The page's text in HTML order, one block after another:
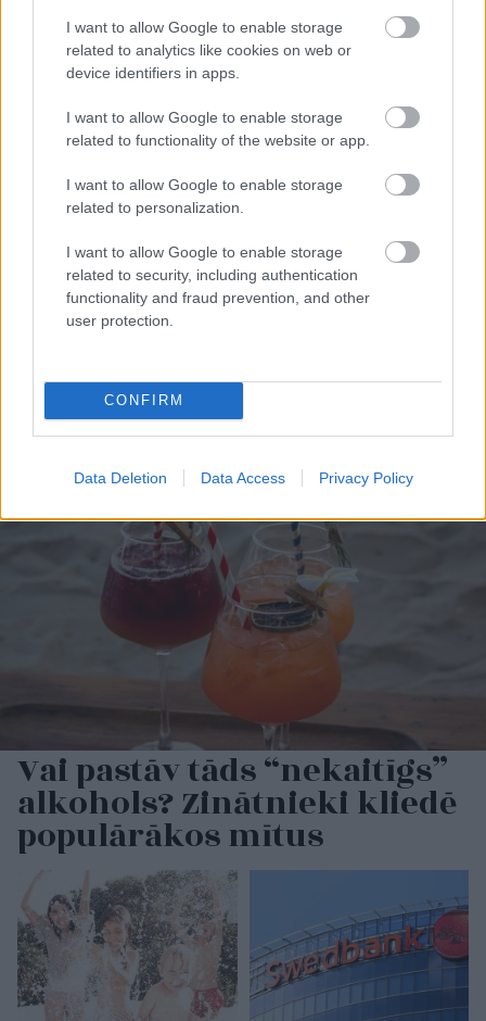
I want to allow Google to enable storage
related to analytics like cookies on web or
device identifiers in apps.
I want to allow Google to enable storage
related to functionality of the website or app.
I want to allow Google to enable storage
related to personalization.
I want to allow Google to enable storage
related to security, including authentication
functionality and fraud prevention, and other
user protection.
CONFIRM
Data Deletion Data Access Privacy Policy
Nabagacilvēks!
pircējs dabūjis dzirdēt
to, ko viņam noteikti
VIDEO. Rīgā
autovadītājas
pārbrauktuves viņai
izmaksās desmitiem
tūkstošu eiro
“Tu varētu aizvērties!”
Beata Jonīte jau atkal
centrā – šoreiz ar
superdārgu pulksteni
Vai pastāv tāds “nekaitīgs”
alkohols? Zinātnieki kliedē
populārākos mītus